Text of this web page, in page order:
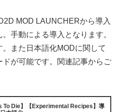
MOD LAUNCHERから導入
手動による導入となります。
また日本語化MODに関して
ドが可能です。関連記事からご
To Die】【Experimental Recipes】導